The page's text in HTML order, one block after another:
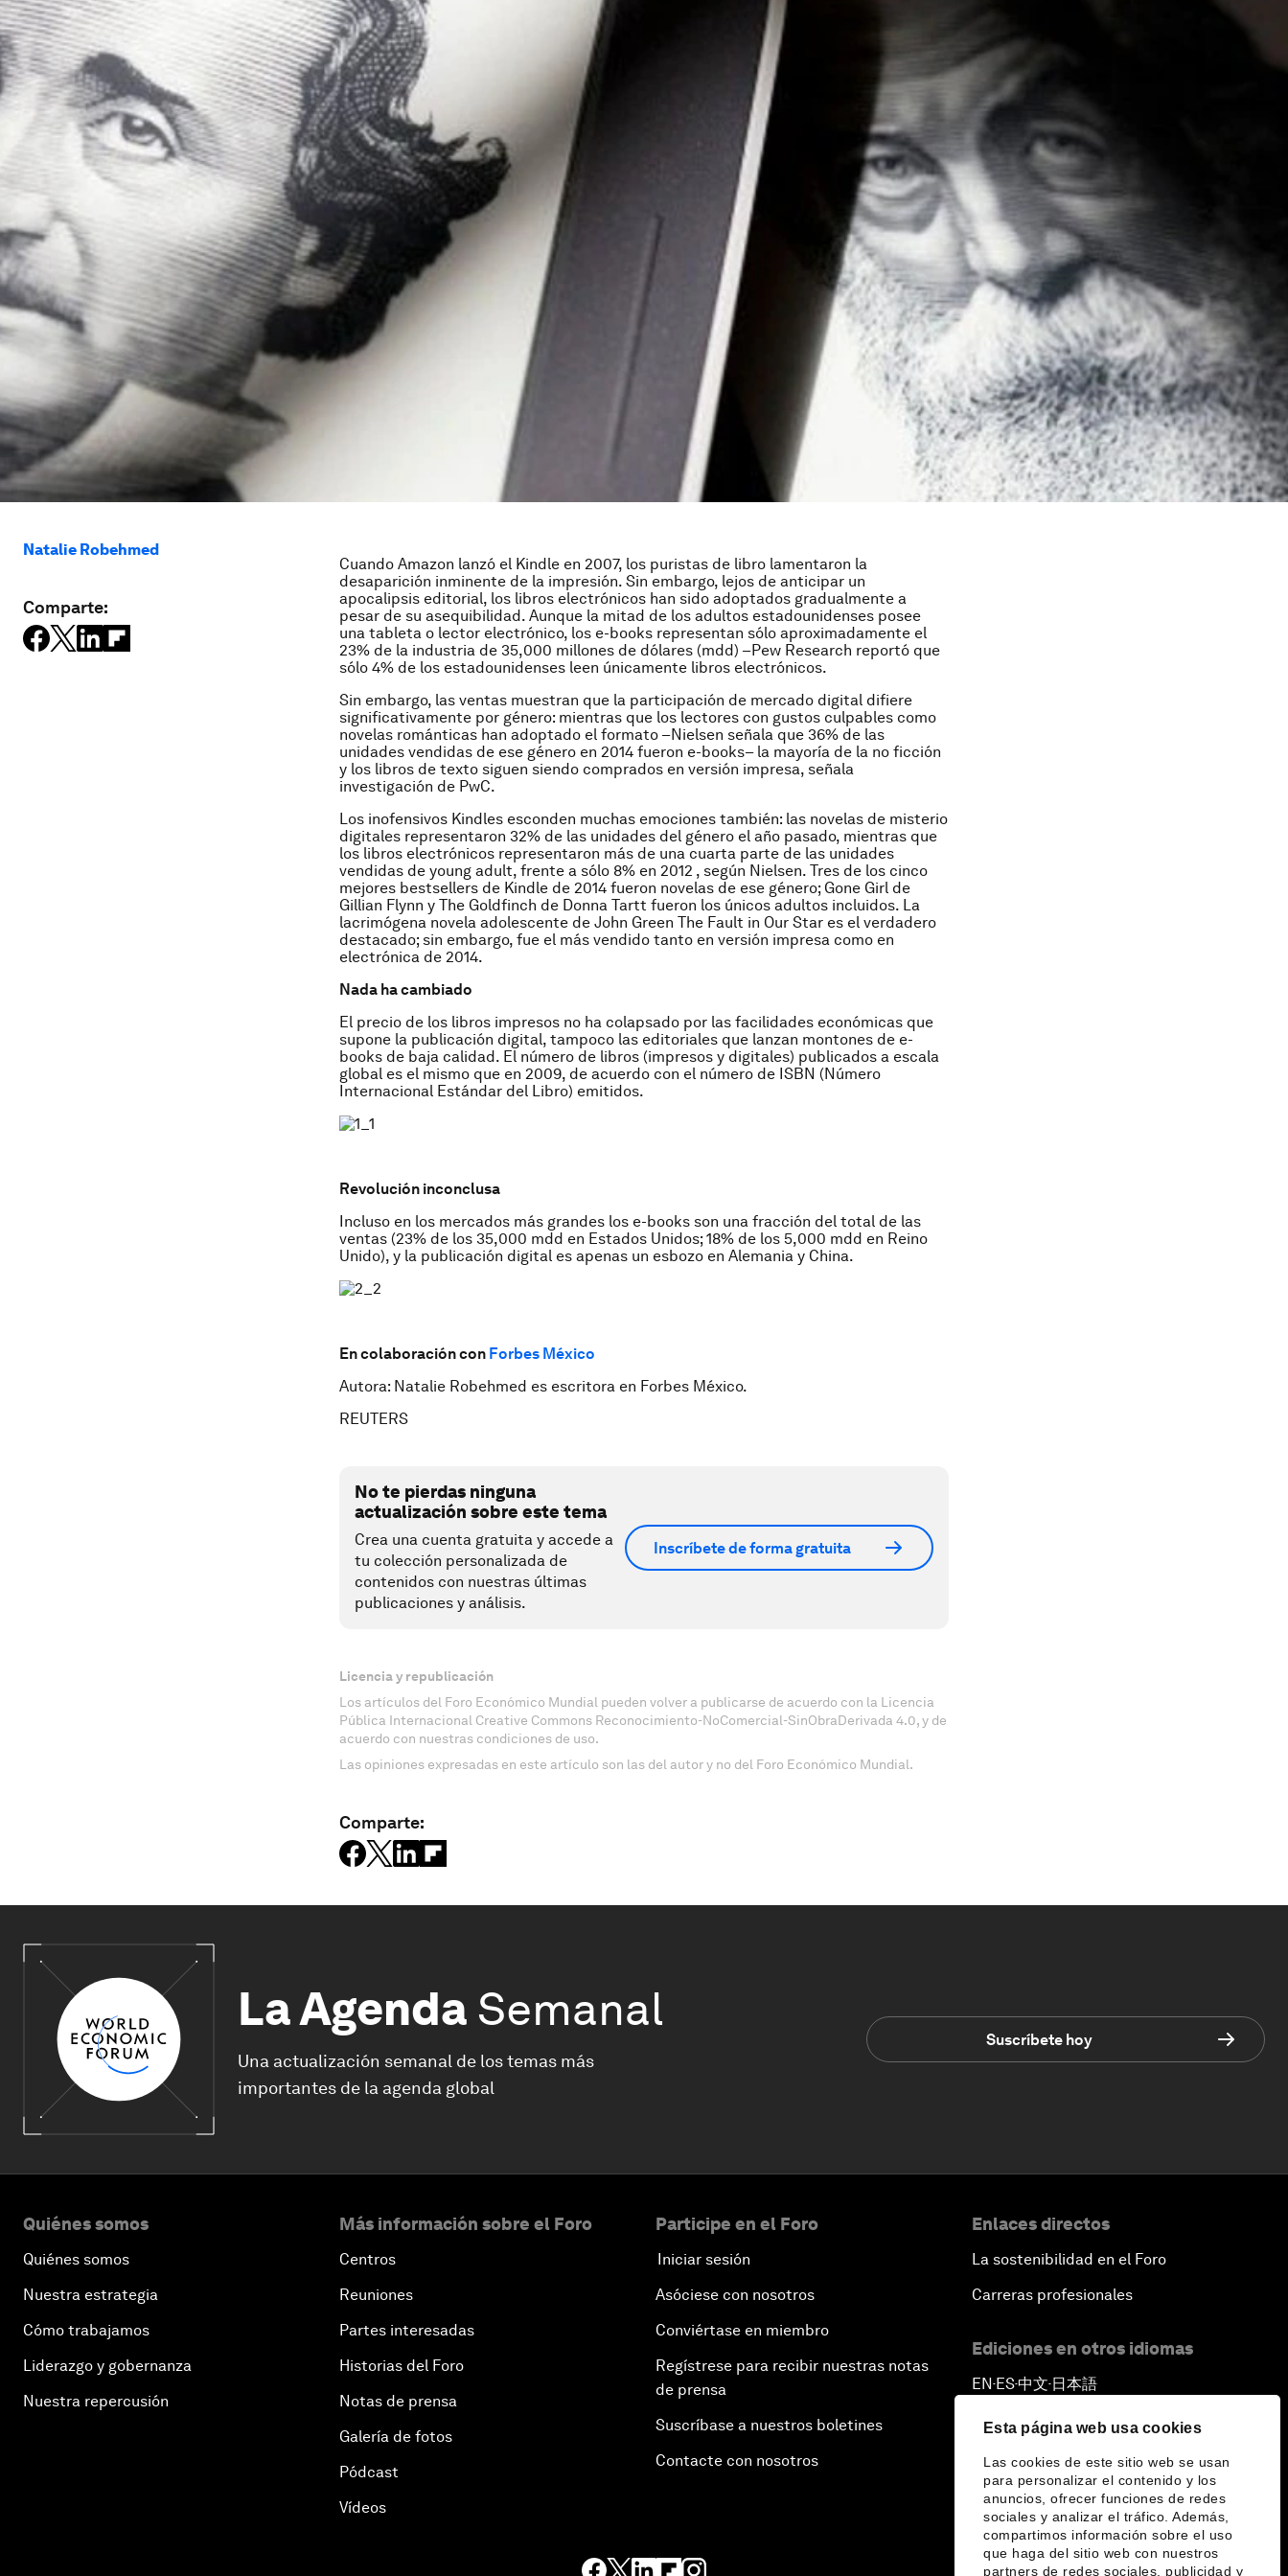
Esta página web usa cookies
Las cookies de este sitio web se usan
para personalizar el contenido y los
anuncios, ofrecer funciones de redes
sociales y analizar el tráfico. Además,
compartimos información sobre el uso
que haga del sitio web con nuestros
partners de redes sociales, publicidad y
Natalie Robehmed
Comparte:
Cuando Amazon lanzó el Kindle en 2007, los puristas de libro lamentaron la
desaparición inminente de la impresión. Sin embargo, lejos de anticipar un
apocalipsis editorial, los libros electrónicos han sido adoptados gradualmente a
pesar de su asequibilidad. Aunque la mitad de los adultos estadounidenses posee
una tableta o lector electrónico, los e-books representan sólo aproximadamente el
23% de la industria de 35,000 millones de dólares (mdd) –Pew Research reportó que
sólo 4% de los estadounidenses leen únicamente libros electrónicos.
Sin embargo, las ventas muestran que la participación de mercado digital difiere
significativamente por género: mientras que los lectores con gustos culpables como
novelas románticas han adoptado el formato –Nielsen señala que 36% de las
unidades vendidas de ese género en 2014 fueron e-books– la mayoría de la no ficción
y los libros de texto siguen siendo comprados en versión impresa, señala
investigación de PwC.
Los inofensivos Kindles esconden muchas emociones también: las novelas de misterio
digitales representaron 32% de las unidades del género el año pasado, mientras que
los libros electrónicos representaron más de una cuarta parte de las unidades
vendidas de young adult, frente a sólo 8% en 2012 , según Nielsen. Tres de los cinco
mejores bestsellers de Kindle de 2014 fueron novelas de ese género; Gone Girl de
Gillian Flynn y The Goldfinch de Donna Tartt fueron los únicos adultos incluidos. La
lacrimógena novela adolescente de John Green The Fault in Our Star es el verdadero
destacado; sin embargo, fue el más vendido tanto en versión impresa como en
electrónica de 2014.
Nada ha cambiado
El precio de los libros impresos no ha colapsado por las facilidades económicas que
supone la publicación digital, tampoco las editoriales que lanzan montones de e-
books de baja calidad. El número de libros (impresos y digitales) publicados a escala
global es el mismo que en 2009, de acuerdo con el número de ISBN (Número
Internacional Estándar del Libro) emitidos.
Revolución inconclusa
Incluso en los mercados más grandes los e-books son una fracción del total de las
ventas (23% de los 35,000 mdd en Estados Unidos; 18% de los 5,000 mdd en Reino
Unido), y la publicación digital es apenas un esbozo en Alemania y China.
En colaboración con Forbes México
Autora: Natalie Robehmed es escritora en Forbes México.
REUTERS
No te pierdas ninguna
actualización sobre este tema
Crea una cuenta gratuita y accede a
tu colección personalizada de
contenidos con nuestras últimas
publicaciones y análisis.
Inscríbete de forma gratuita
Licencia y republicación
Los artículos del Foro Económico Mundial pueden volver a publicarse de acuerdo con la Licencia
Pública Internacional Creative Commons Reconocimiento-NoComercial-SinObraDerivada 4.0, y de
acuerdo con nuestras condiciones de uso.
Las opiniones expresadas en este artículo son las del autor y no del Foro Económico Mundial.
Comparte:
La Agenda Semanal
Una actualización semanal de los temas más
importantes de la agenda global
Suscríbete hoy
Quiénes somos
Quiénes somos
Nuestra estrategia
Cómo trabajamos
Liderazgo y gobernanza
Nuestra repercusión
Más información sobre el Foro
Centros
Reuniones
Partes interesadas
Historias del Foro
Notas de prensa
Galería de fotos
Pódcast
Vídeos
Participe en el Foro
Iniciar sesión
Asóciese con nosotros
Conviértase en miembro
Regístrese para recibir nuestras notas
de prensa
Suscríbase a nuestros boletines
Contacte con nosotros
Enlaces directos
La sostenibilidad en el Foro
Carreras profesionales
Ediciones en otros idiomas
EN ▪ES▪中文▪ 日本語